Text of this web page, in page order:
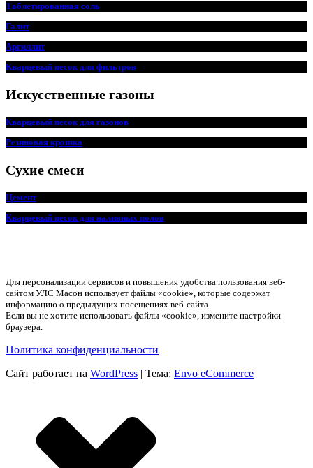
Таблетированная соль
Галит
Аргиллит
Кварцевый песок для фильтров
Искусственные газоны
Кварцевый песок для газонов
Резиновая крошка
Сухие смеси
Цемент
Кварцевый песок для наливных полов
Для персонализации сервисов и повышения удобства пользования веб-
сайтом УЛС Масон использует файлы «cookie», которые содержат
информацию о предыдущих посещениях веб-сайта.
Если вы не хотите использовать файлы «cookie», измените настройки
браузера.
Политика конфиденциальности
Сайт работает на WordPress | Тема: Envo eCommerce